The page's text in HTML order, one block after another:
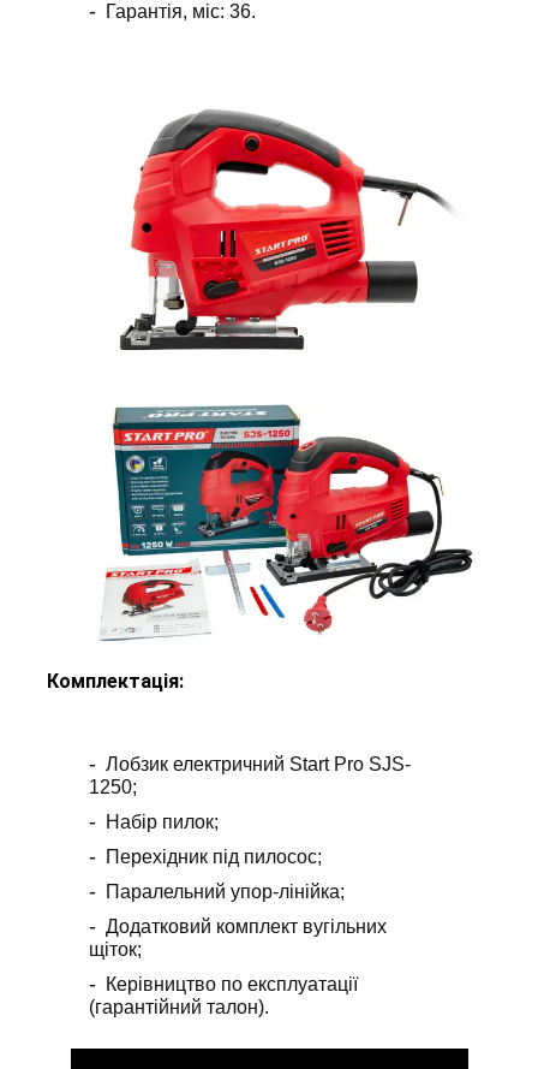
Гарантія, міс: 36.
Комплектація:
Лобзик електричний Start Pro SJS-
1250;
Набір пилок;
Перехідник під пилосос;
Паралельний упор-лінійка;
Додатковий комплект вугільних
щіток;
Керівництво по експлуатації
(гарантійний талон).